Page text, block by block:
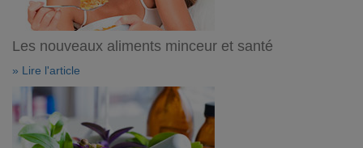
Les nouveaux aliments minceur et santé
» Lire l'article